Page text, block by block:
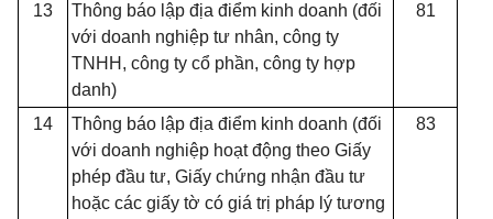
13
Thông báo lập địa điểm kinh doanh (đối
với doanh nghiệp tư nhân, công ty
TNHH, công ty cổ phần, công ty hợp
danh)
81
14
Thông báo lập địa điểm kinh doanh (đối
với doanh nghiệp hoạt động theo Giấy
phép đầu tư, Giấy chứng nhận đầu tư
hoặc các giấy tờ có giá trị pháp lý tương
83